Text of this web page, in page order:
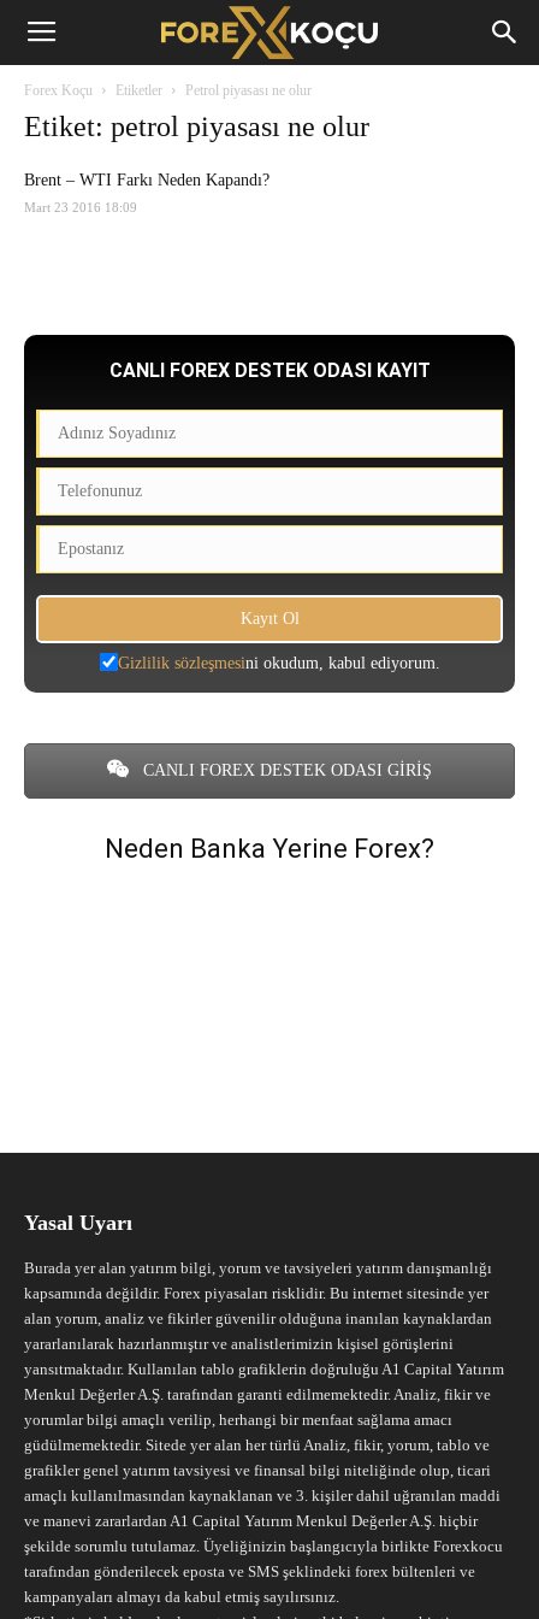
Forex
Forex Koçu Etiketler Petrol piyasası ne olur
Etiket: petrol piyasası ne olur
Brent – WTI Farkı Neden Kapandı?
Mart 23 2016 18:09
CANLI FOREX DESTEK ODASI KAYIT
Gizlilik sözleşmesini okudum, kabul ediyorum.
CANLI FOREX DESTEK ODASI GİRİŞ
Neden Banka Yerine Forex?
Yasal Uyarı
Burada yer alan yatırım bilgi, yorum ve tavsiyeleri yatırım danışmanlığı
kapsamında değildir. Forex piyasaları risklidir. Bu internet sitesinde yer
alan yorum, analiz ve fikirler güvenilir olduğuna inanılan kaynaklardan
yararlanılarak hazırlanmıştır ve analistlerimizin kişisel görüşlerini
yansıtmaktadır. Kullanılan tablo grafiklerin doğruluğu A1 Capital Yatırım
Menkul Değerler A.Ş. tarafından garanti edilmemektedir. Analiz, fikir ve
yorumlar bilgi amaçlı verilip, herhangi bir menfaat sağlama amacı
güdülmemektedir. Sitede yer alan her türlü Analiz, fikir, yorum, tablo ve
grafikler genel yatırım tavsiyesi ve finansal bilgi niteliğinde olup, ticari
amaçlı kullanılmasından kaynaklanan ve 3. kişiler dahil uğranılan maddi
ve manevi zararlardan A1 Capital Yatırım Menkul Değerler A.Ş. hiçbir
şekilde sorumlu tutulamaz. Üyeliğinizin başlangıcıyla birlikte Forexkocu
tarafından gönderilecek eposta ve SMS şeklindeki forex bültenleri ve
kampanyaları almayı da kabul etmiş sayılırsınız.